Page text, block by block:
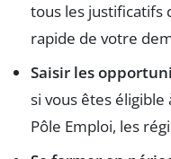
tous les
rapide de votre
Saisir les
si vous êtes
Pôle Emploi, les